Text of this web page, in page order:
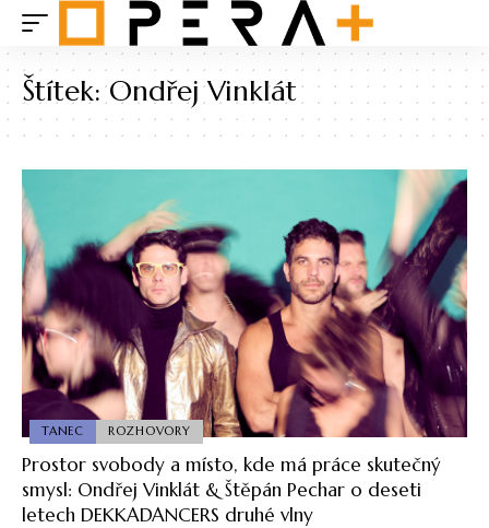
Štítek:Ondřej Vinklát
TANEC ROZHOVORY
Prostor svobody a místo, kde má práce skutečný
smysl: Ondřej Vinklát & Štěpán Pechar o deseti
letech DEKKADANCERS druhé vlny